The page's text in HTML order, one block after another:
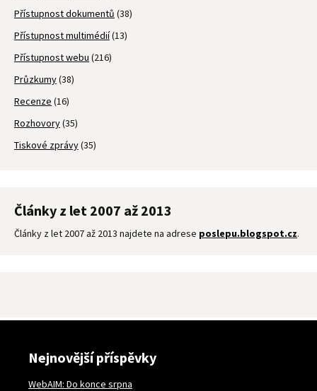
Přístupnost dokumentů (38)
Přístupnost multimédií(13)
Přístupnost webu (216)
Průzkumy(38)
Recenze (16)
Rozhovory(35)
Tiskové zprávy(35)
Články z let 2007 až 2013
Články z let 2007 až 2013 najdete na adrese poslepu.blogspot.cz.
Nejnovější příspěvky
WebAIM: Do konce srpna